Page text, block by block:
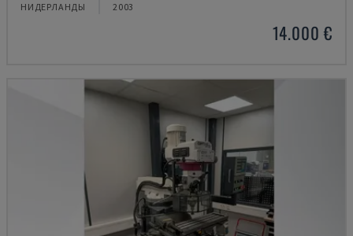
НИДЕРЛАНДЫ 2003
14.000 €